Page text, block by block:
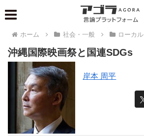
ホーム 社会・一般 ローカル
沖縄国際映画祭と国連SDGs
岸本 周平